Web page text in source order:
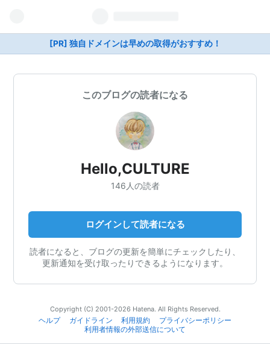
[PR] 独自ドメインは早めの取得がおすすめ！
このブログの読者になる
Hello,CULTURE
146人の読者
ログインして読者になる
読者になると、ブログの更新を簡単にチェックしたり、
更新通知を受け取ったりできるようになります。
Copyright (C) 2001-2026 Hatena. All Rights Reserved.
ヘルプ
ガイドライン 利用規約
プライバシーポリシー
利用者情報の外部送信について